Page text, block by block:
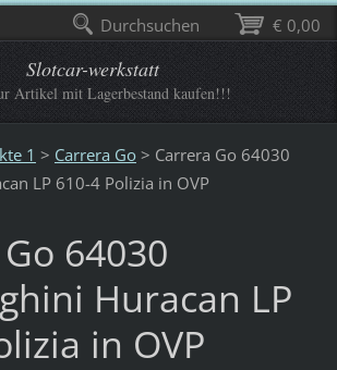
Slotcar-werkstatt
Artikel mit Lagerbestand kaufen!!!
1 > Carrera Go > Carrera Go 64030
LP 610-4 Polizia in OVP
64030
Huracan LP
in OVP
€ 0,00
Durchsuchen